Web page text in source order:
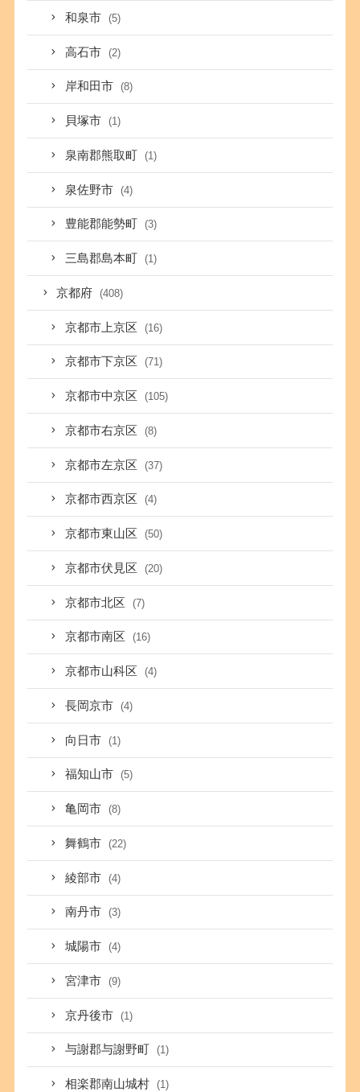
和泉市 (5)
高石市 (2)
岸和田市 (8)
貝塚市 (1)
泉南郡熊取町 (1)
泉佐野市 (4)
豊能郡能勢町 (3)
三島郡島本町 (1)
京都府 (408)
京都市上京区 (16)
京都市下京区 (71)
京都市中京区 (105)
京都市右京区 (8)
京都市左京区 (37)
京都市西京区 (4)
京都市東山区 (50)
京都市伏見区 (20)
京都市北区 (7)
京都市南区 (16)
京都市山科区 (4)
長岡京市 (4)
向日市 (1)
福知山市 (5)
亀岡市 (8)
舞鶴市 (22)
綾部市 (4)
南丹市 (3)
城陽市 (4)
宮津市 (9)
京丹後市 (1)
与謝郡与謝野町 (1)
相楽郡南山城村 (1)